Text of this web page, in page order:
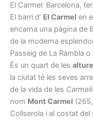
El Carmel: Barcelona,
El barri d’ El Carmel en
encarna una pàgina de
de la moderna
Passeig de La Rambla
És un quart de les
la ciutat té les seves
de la vida de les
nom Mont Carmel
Collserola i al costat del